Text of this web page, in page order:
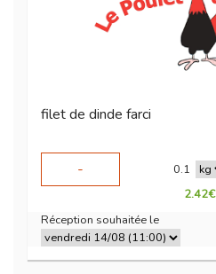
filet de dinde farci
-
0.1
2.42€
Réception souhaitée le